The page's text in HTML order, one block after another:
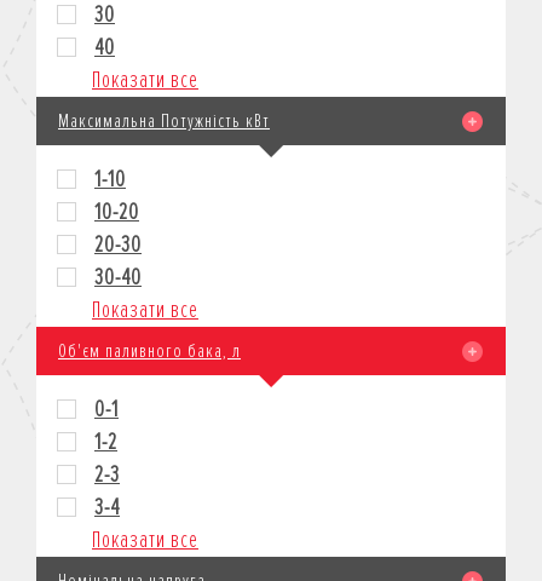
30
40
Показати все
Максимальна Потужність кВт
1-10
10-20
20-30
30-40
Показати все
Об'єм паливного бака, л
0-1
1-2
2-3
3-4
Показати все